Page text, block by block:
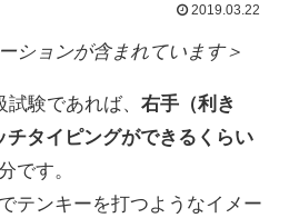
2019.03.22
ションが含まれています＞
験であれば、 右手（利き
タイピングができるくらい
です。
テンキーを打つようなイメー